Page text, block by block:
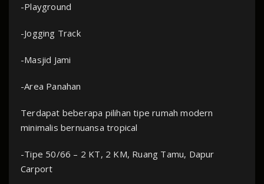
-Playground
-Jogging Track
-Masjid Jami
-Area Panahan
Terdapat beberapa pilihan tipe rumah modern
minimalis bernuansa tropical
-Tipe 50/66 – 2 KT, 2 KM, Ruang Tamu, Dapur
Carport